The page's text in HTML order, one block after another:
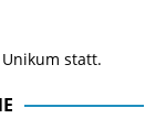
statt.